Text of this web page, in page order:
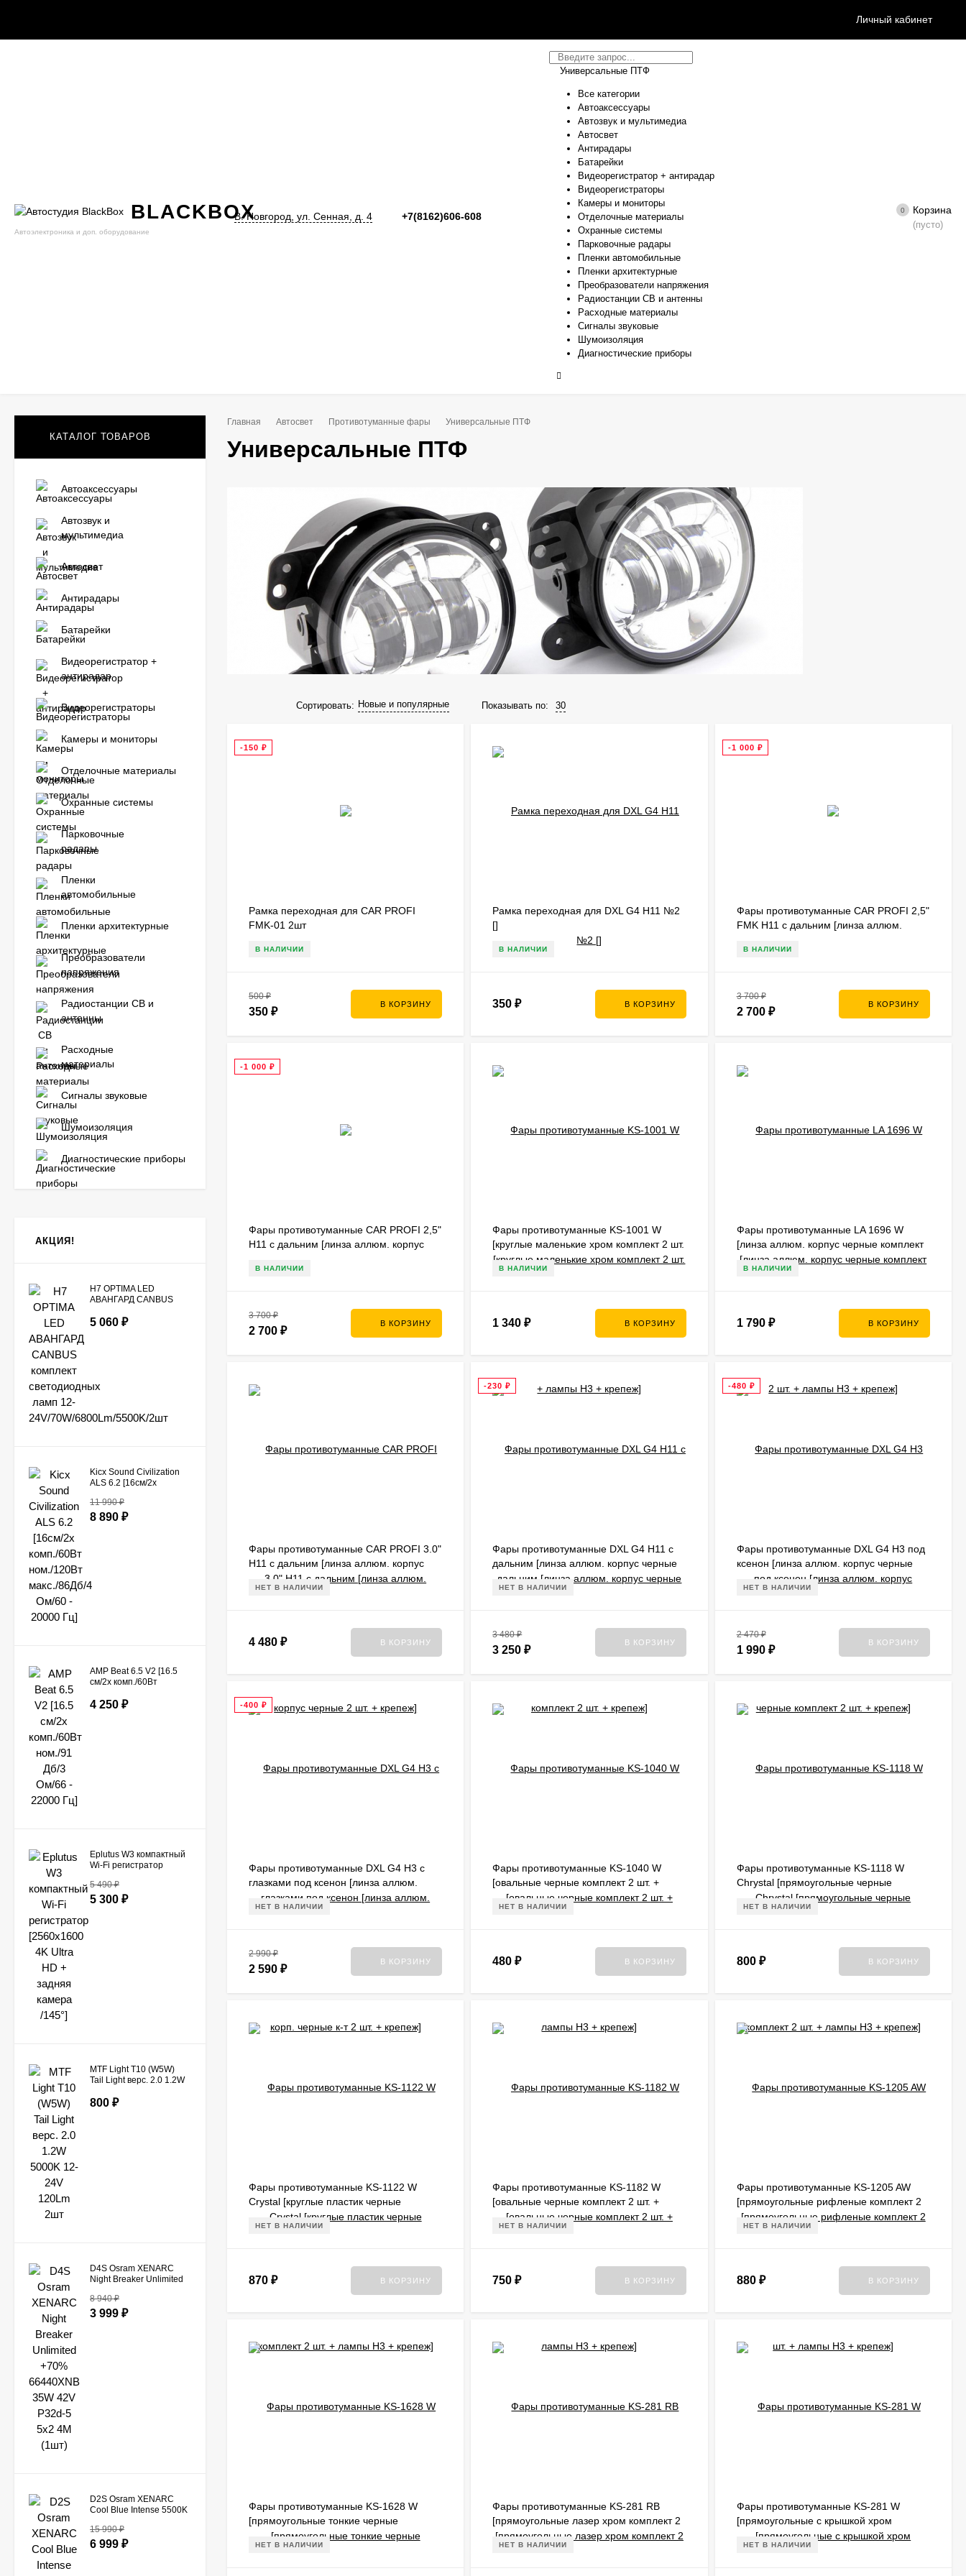
Личный кабинет
BLACKBOX
Автоэлектроника и доп. оборудование
В. Новгород, ул. Сенная, д. 4 +7(8162)606-608
Универсальные ПТФ
Все категории
Автоаксессуары
Автозвук и мультимедиа
Автосвет
Антирадары
Батарейки
Видеорегистратор + антирадар
Видеорегистраторы
Камеры и мониторы
Отделочные материалы
Охранные системы
Парковочные радары
Пленки автомобильные
Пленки архитектурные
Преобразователи напряжения
Радиостанции CB и антенны
Расходные материалы
Сигналы звуковые
Шумоизоляция
Диагностические приборы
0 Корзина
(пусто)
Главная Автосвет Противотуманные фары Универсальные ПТФ
Универсальные ПТФ
Сортировать: Новые и популярные Показывать по: 30
-150 ₽
Рамка переходная для CAR PROFI
FMK-01 2шт
В НАЛИЧИИ
500₽
350 ₽
В КОРЗИНУ
Рамка переходная для DXL G4 H11 №2
[]
В НАЛИЧИИ
350₽ В КОРЗИНУ
-1 000 ₽
Фары противотуманные CAR PROFI 2,5"
FMK H11 с дальним [линза аллюм.
В НАЛИЧИИ
3 700₽
2 700 ₽
В КОРЗИНУ
-1 000 ₽
Фары противотуманные CAR PROFI 2,5"
H11 с дальним [линза аллюм. корпус
В НАЛИЧИИ
3 700₽
2 700 ₽
В КОРЗИНУ
Фары противотуманные KS-1001 W
[круглые маленькие хром комплект 2 шт.
+ лампы H3 + крепеж]
В НАЛИЧИИ
1 340₽ В КОРЗИНУ
Фары противотуманные LA 1696 W
[линза аллюм. корпус черные комплект
2 шт. + лампы H3 + крепеж]
В НАЛИЧИИ
1 790 ₽ В КОРЗИНУ
Фары противотуманные CAR PROFI 3.0"
H11 с дальним [линза аллюм. корпус
черные 2 шт. + крепеж]
НЕТ В НАЛИЧИИ
4 480 ₽ В КОРЗИНУ
-230₽
Фары противотуманные DXL G4 H11 с
дальним [линза аллюм. корпус черные
комплект 2 шт. + крепеж]
НЕТ В НАЛИЧИИ
3 480₽
3 250₽
В КОРЗИНУ
-480 ₽
Фары противотуманные DXL G4 H3 под
ксенон [линза аллюм. корпус черные
комплект 2 шт. + крепеж]
НЕТ В НАЛИЧИИ
2 470₽
1 990 ₽
В КОРЗИНУ
-400 ₽
Фары противотуманные DXL G4 H3 с
глазками под ксенон [линза аллюм.
корп. черные к-т 2 шт. + крепеж]
НЕТ В НАЛИЧИИ
2 990₽
2 590 ₽
В КОРЗИНУ
Фары противотуманные KS-1040 W
[овальные черные комплект 2 шт. +
лампы H3 + крепеж]
НЕТ В НАЛИЧИИ
480₽ В КОРЗИНУ
Фары противотуманные KS-1118 W
Chrystal [прямоугольные черные
комплект 2 шт. + лампы H3 + крепеж]
НЕТ В НАЛИЧИИ
800 ₽ В КОРЗИНУ
Фары противотуманные KS-1122 W
Crystal [круглые пластик черные
комплект 2 шт. + лампы H3 + крепеж]
НЕТ В НАЛИЧИИ
870 ₽ В КОРЗИНУ
Фары противотуманные KS-1182 W
[овальные черные комплект 2 шт. +
лампы H3 + крепеж]
НЕТ В НАЛИЧИИ
750₽ В КОРЗИНУ
Фары противотуманные KS-1205 AW
[прямоугольные рифленые комплект 2
шт. + лампы H3 + крепеж]
НЕТ В НАЛИЧИИ
880 ₽ В КОРЗИНУ
Фары противотуманные KS-1628 W
[прямоугольные тонкие черные
комплект 2 шт. + лампы H3 + крепеж]
НЕТ В НАЛИЧИИ
Фары противотуманные KS-281 RB
[прямоугольные лазер хром комплект 2
шт. + лампы H3 + крепеж +крышки]
НЕТ В НАЛИЧИИ
Фары противотуманные KS-281 W
[прямоугольные с крышкой хром
комплект 2 шт. + лампы H3 + крепеж]
НЕТ В НАЛИЧИИ
КАТАЛОГ ТОВАРОВ
Автоаксессуары
Автозвук и
мультимедиа
Автосвет
Антирадары
Батарейки
Видеорегистратор +
антирадар
Видеорегистраторы
Камеры и мониторы
Отделочные материалы
Охранные системы
Парковочные
радары
Пленки
автомобильные
Пленки архитектурные
Преобразователи
напряжения
Радиостанции CB и
антенны
Расходные
материалы
Сигналы звуковые
Шумоизоляция
Диагностические приборы
АКЦИЯ!
H7 OPTIMA LED
АВАНГАРД CANBUS
ламп 12-
5 060 ₽
Kicx Sound Civilization
ALS 6.2 [16см/2x
макс./86Дб/4 Ом/60 -
20000 Гц]
11 990₽
8 890 ₽
AMP Beat 6.5 V2 [16.5
см/2х комп./60Вт
22000 Гц]
4 250 ₽
Eplutus W3 компактный
Wi-Fi регистратор
+ задняя камера /145°]
5 490₽
5 300 ₽
MTF Light T10 (W5W)
Tail Light верс. 2.0 1.2W
2шт
800 ₽
D4S Osram XENARC
Night Breaker Unlimited
42V P32d-5 5x2 4M
(1шт)
8 940₽
3 999 ₽
D2S Osram XENARC
Cool Blue Intense 5500K
35W 85V 3200Lm P32d-
2 (2 шт.)
15 990₽
6 999 ₽